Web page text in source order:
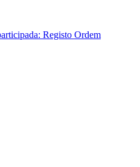
Registo Ordem